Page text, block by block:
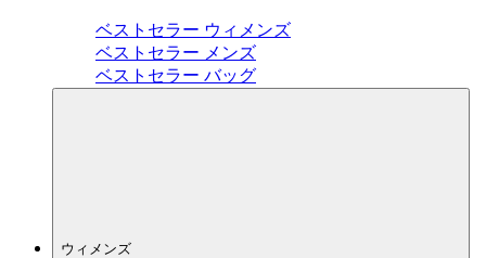
ベストセラー ウィメンズ
ベストセラー メンズ
ベストセラー バッグ
ウィメンズ